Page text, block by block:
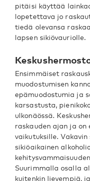
pitäisi käyttää
lopetettava jo
tiedä olevansa
lapsen sikiövauriolle.
Ensimmäiset
muodostumisen
epämuodostumia ja
karsastusta,
ulkonäössä.
raskauden ajan ja on
vaikutuksille.
sikiöaikainen
Suurimmalla osalla
kuitenkin lievempiä,